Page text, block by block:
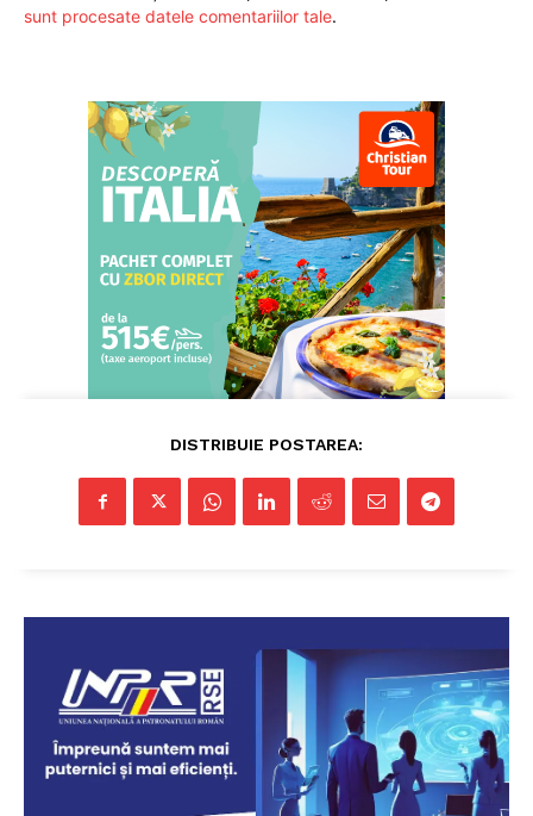
Pentru și mai mult conținut
exclusiv!
StirileMedia.ro
Despre noi
sunt procesate datele comentariilor tale.
DISTRIBUIE POSTAREA: